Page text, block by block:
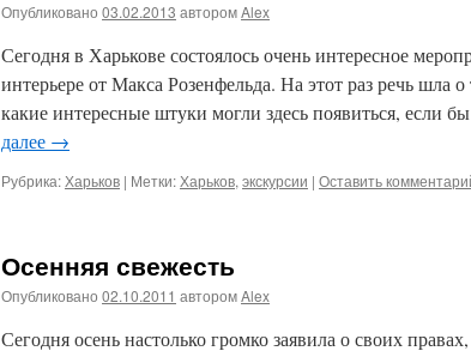
Опубликовано 03.02.2013 авторомAlex
Сегодня в Харькове состоялось очень интересное
интерьере от Макса Розенфельда. На этот раз речь шла
какие интересные штуки могли здесь появиться, если
далее →
Рубрика:Харьков | Метки:Харьков, экскурсии | Оставить
Осенняя свежесть
Опубликовано 02.10.2011 авторомAlex
Сегодня осень настолько громко заявила о своих